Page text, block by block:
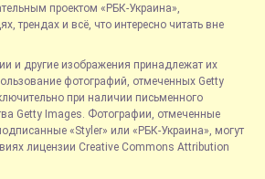
проектом «РБК-Украина»,
трендах и всё, что интересно читать вне
и другие изображения принадлежат их
фотографий, отмеченных Getty
при наличии письменного
Getty Images. Фотографии, отмеченные
«Styler» или «РБК-Украина», могут
лицензии Creative Commons Attribution